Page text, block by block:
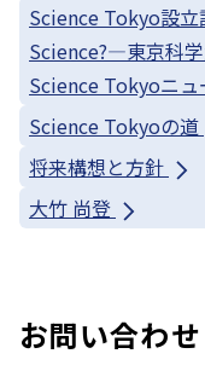
Science Tokyo設
Science?—東京科
Science Tokyoニュ
Science Tokyoの道
将来構想と方針
大竹 尚登
お問い合わせ